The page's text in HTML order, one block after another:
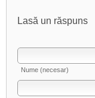
Lasă un răspuns
Nume (necesar)